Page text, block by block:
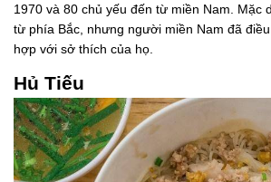
1970 và 80 chủ yếu đến từ miền Nam. Mặc
từ phía Bắc, nhưng người miền Nam đã
hợp với sở thích của họ.
Hủ Tiếu